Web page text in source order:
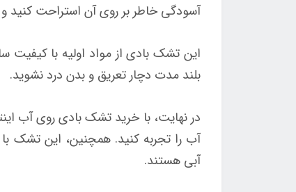
آسودگی خاطر بر روی آن استراحت کنید و
این تشک بادی از مواد اولیه با
بلند مدت دچار تعریق و بدن درد نشوید.
آب را تجربه کنید. همچنین، این تشک
آبی هستند.